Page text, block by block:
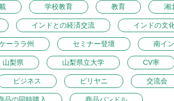
学校教育 教育 湘
インドとの経済交流 インドの文
ーララ州 セミナー登壇 南イ
山梨県 山梨県立大学 CV率
ビジネス ビリヤニ 交流会